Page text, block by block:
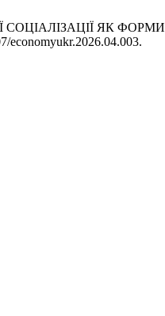
СОЦІАЛІЗАЦІЇ ЯК
economyukr.2026.04.003.